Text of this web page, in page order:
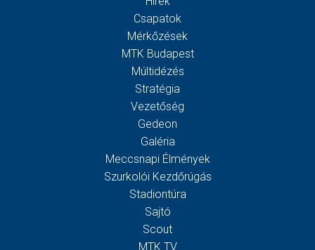
Csapatok
Mérkőzések
MTK Budapest
Múltidézés
Stratégia
Vezetőség
Gedeon
Galéria
Meccsnapi Élmények
Szurkolói Kezdőrúgás
Stadiontúra
Sajtó
Scout
MTK TV